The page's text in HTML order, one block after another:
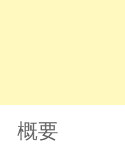
概要